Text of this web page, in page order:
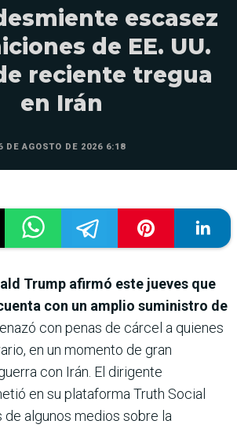
escasez
de EE. UU.
reciente tregua
en Irán
DE AGOSTO DE 2026 6:18
Trump afirmó este jueves que
con un amplio suministro de
con penas de cárcel a quienes
en un momento de gran
con Irán. El dirigente
en su plataforma Truth Social
algunos medios sobre la